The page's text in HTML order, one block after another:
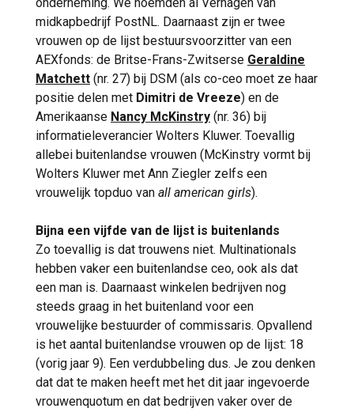
onderneming. We noemden al Verhagen van
midkapbedrijf PostNL. Daarnaast zijn er twee
vrouwen op de lijst bestuursvoorzitter van een
AEXfonds: de Britse-Frans-Zwitserse Geraldine
Matchett (nr. 27) bij DSM (als co-ceo moet ze haar
positie delen met Dimitri de Vreeze) en de
Amerikaanse Nancy McKinstry (nr. 36) bij
informatieleverancier Wolters Kluwer. Toevallig
allebei buitenlandse vrouwen (McKinstry vormt bij
Wolters Kluwer met Ann Ziegler zelfs een
vrouwelijk topduo van all american girls).
Bijna een vijfde van de lijst is buitenlands
Zo toevallig is dat trouwens niet. Multinationals
hebben vaker een buitenlandse ceo, ook als dat
een man is. Daarnaast winkelen bedrijven nog
steeds graag in het buitenland voor een
vrouwelijke bestuurder of commissaris. Opvallend
is het aantal buitenlandse vrouwen op de lijst: 18
(vorig jaar 9). Een verdubbeling dus. Je zou denken
dat dat te maken heeft met het dit jaar ingevoerde
vrouwenquotum en dat bedrijven vaker over de